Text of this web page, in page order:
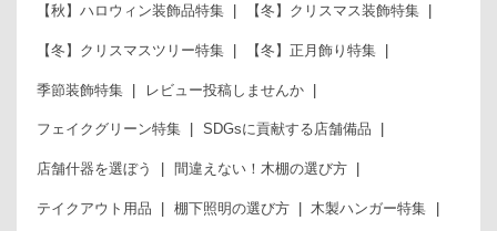
【秋】ハロウィン装飾品特集 【冬】クリスマス装飾特集
【冬】クリスマスツリー特集 【冬】正月飾り特集
季節装飾特集 レビュー投稿しませんか
フェイクグリーン特集 SDGsに貢献する店舗備品
店舗什器を選ぼう 間違えない！木棚の選び方
テイクアウト用品 棚下照明の選び方 木製ハンガー特集